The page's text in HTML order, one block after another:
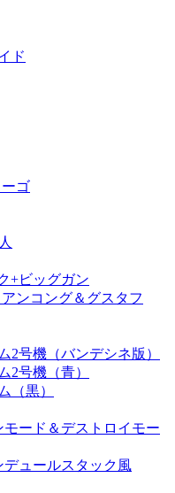
ド
ゴ
+ビッグガン
ンコング＆グスタフ
2号機（バンデシネ版）
2号機（青）
（黒）
ード＆デストロイモー
ュールスタック風